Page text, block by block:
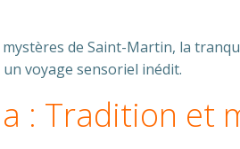
de Saint-Martin, la
voyage sensoriel inédit.
: Tradition et